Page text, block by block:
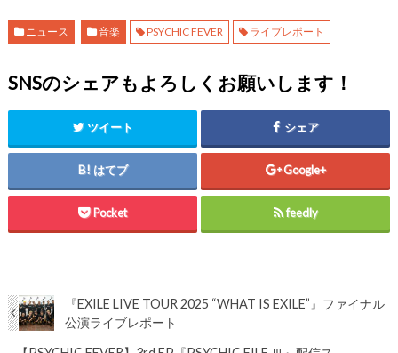
ニュース 音楽 PSYCHIC FEVER ライブレポート
SNSのシェアもよろしくお願いします！
ツイート シェア
はてブ Google+
Pocket feedly
『EXILE LIVE TOUR 2025 “WHAT IS EXILE”』ファイナル
公演ライブレポート